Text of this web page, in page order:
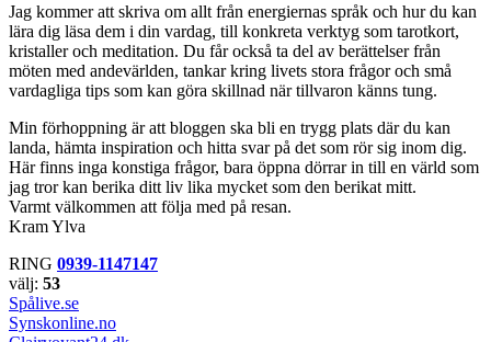
Jag kommer att skriva om allt från energiernas språk och hur du kan
lära dig läsa dem i din vardag, till konkreta verktyg som tarotkort,
kristaller och meditation. Du får också ta del av berättelser från
möten med andevärlden, tankar kring livets stora frågor och små
vardagliga tips som kan göra skillnad när tillvaron känns tung.
Min förhoppning är att bloggen ska bli en trygg plats där du kan
landa, hämta inspiration och hitta svar på det som rör sig inom dig.
Här finns inga konstiga frågor, bara öppna dörrar in till en värld som
jag tror kan berika ditt liv lika mycket som den berikat mitt.
Varmt välkommen att följa med på resan.
Kram Ylva
RING 0939-1147147
välj: 53
Spålive.se
Synskonline.no